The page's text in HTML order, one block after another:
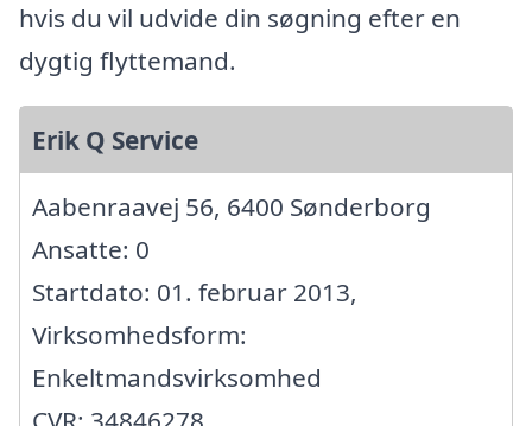
hvis du vil udvide din søgning efter en
dygtig flyttemand.
Erik Q Service
Aabenraavej 56, 6400 Sønderborg
Ansatte: 0
Startdato: 01. februar 2013,
Virksomhedsform:
Enkeltmandsvirksomhed